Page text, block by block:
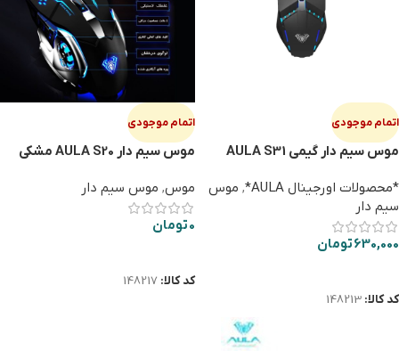
اتمام موجودی
موس سیم دار گیمی AULA S31
*محصولات اورجینال AULA* , موس
سیم دار
630,000تومان
کد کالا: 148213
اتمام موجودی
موس سیم دار AULA S20 مشکی
موس, موس سیم دار
0تومان
کد کالا: 148217